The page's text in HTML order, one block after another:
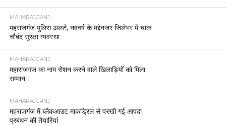
MAHARAJGANJ
महराजगंज पुलिस अलर्ट, नववर्ष के मद्देनजर जिलेभर में चाक-
चौबंद सुरक्षा व्यवस्था
MAHARAJGANJ
महाराजगंज का नाम रोशन करने वाले खिलाड़ियों को मिला
सम्मान।
MAHARAJGANJ
महराजगंज में ब्लैकआउट माकड्रिल से परखी गई आपदा
प्रबंधन की तैयारियां